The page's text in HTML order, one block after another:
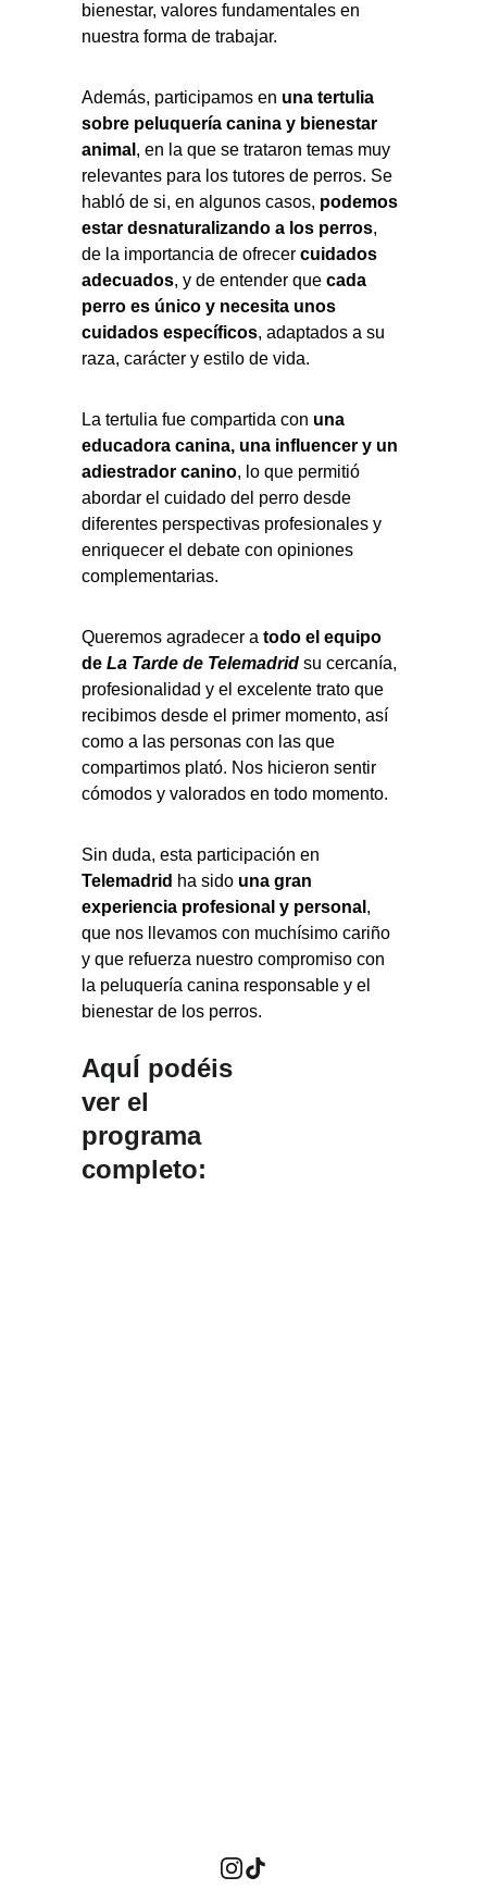
bienestar, valores fundamentales en
nuestra forma de trabajar.
Además, participamos en una tertulia
sobre peluquería canina y bienestar
animal , en la que se trataron temas muy
relevantes para los tutores de perros. Se
habló de si, en algunos casos, podemos
estar desnaturalizando a los perros,
de la importancia de ofrecer cuidados
adecuados, y de entender que cada
perro es único y necesita unos
cuidados específicos, adaptados a su
raza, carácter y estilo de vida.
La tertulia fue compartida con una
educadora canina, una influencer y un
adiestrador canino, lo que permitió
abordar el cuidado del perro desde
diferentes perspectivas profesionales y
enriquecer el debate con opiniones
complementarias.
Queremos agradecer a todo el equipo
de La Tarde de Telemadrid su cercanía,
profesionalidad y el excelente trato que
recibimos desde el primer momento, así
como a las personas con las que
compartimos plató. Nos hicieron sentir
cómodos y valorados en todo momento.
Sin duda, esta participación en
Telemadrid ha sido una gran
experiencia profesional y personal ,
que nos llevamos con muchísimo cariño
y que refuerza nuestro compromiso con
la peluquería canina responsable y el
bienestar de los perros.
AquÍ podéis
ver el
programa
completo: